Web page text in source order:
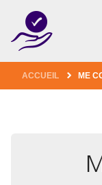
ACCUEIL ME